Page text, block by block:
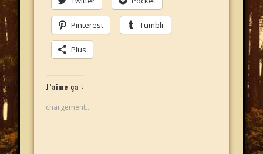
Pinterest Tumblr
Plus
J’aime ça :
chargement…